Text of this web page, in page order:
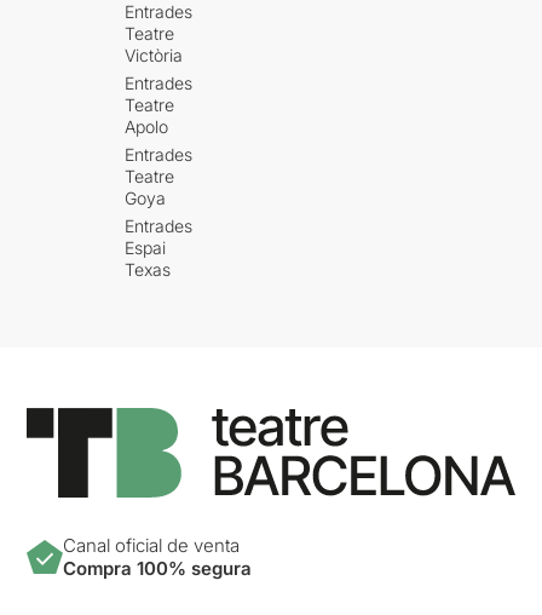
Entrades
Teatre
Victòria
Entrades
Teatre
Apolo
Entrades
Teatre
Goya
Entrades
Espai
Texas
Canal oficial de venta
Compra 100% segura